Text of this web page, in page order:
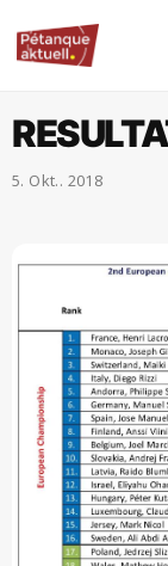
5. Okt.. 2018